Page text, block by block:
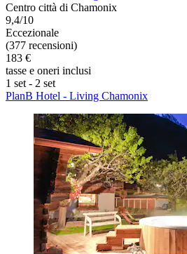
Centro città di Chamonix
9,4/10
Eccezionale
(377 recensioni)
183 €
tasse e oneri inclusi
1 set - 2 set
PlanB Hotel - Living Chamonix